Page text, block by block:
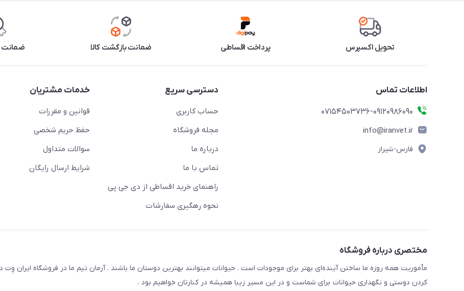
تحویل اکسپرس پرداخت اقساطی ضمانت بازگشت کالا ضمانت
اطلاعات تماس
07154503736-09120986090
info@iranvet.ir
فارس-شیراز
دسترسی سریع
حساب کاربری
مجله فروشگاه
درباره ما
تماس با ما
راهنمای خرید اقساطی از دی جی پی
نحوه رهگیری سفارشات
خدمات مشتریان
قوانین و مقررات
حفظ حریم شخصی
سوالات متداول
شرایط ارسال رایگان
مختصری درباره فروشگاه
مأموریت همه روزه ما ساختن آینده‌ای بهتر برای موجودات است . حیوانات میتوانند بهترین دوستان ما باشند . آرمان تیم ما در فروشگاه ایران
کردن دوستی و نگهداری حیوانات برای شماست و در این مسیر زیبا همیشه در کنارتان خواهیم بود .